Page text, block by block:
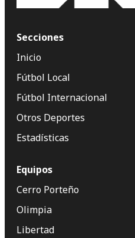
Secciones
Inicio
Fútbol Local
Fútbol Internacional
Otros Deportes
Estadísticas
Equipos
Cerro Porteño
Olimpia
Libertad